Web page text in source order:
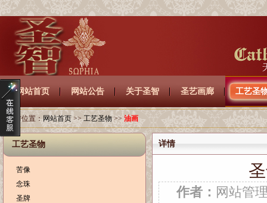
网站首页 网站公告 关于圣智 圣艺画廊 工艺圣
当前位置：网站首页>>工艺圣物>> 油画
工艺圣物
苦像
念珠
圣牌
详情
作者： 网站管